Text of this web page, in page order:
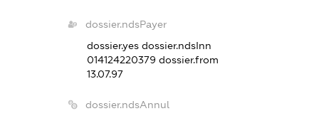
dossier.ndsPayer
dossier.yes dossier.ndsInn
014124220379 dossier.from
13.07.97
dossier.ndsAnnul